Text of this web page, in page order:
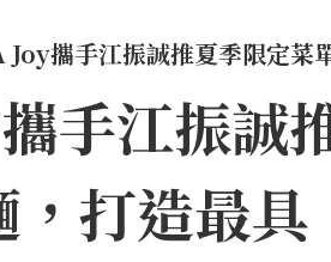
Joy攜手江振誠推夏季限定
手江振誠
，打造最